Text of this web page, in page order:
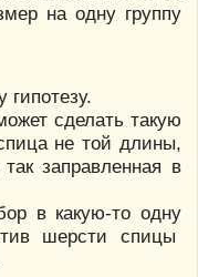
на одну группу
сделать такую
не той длины,
заправленная в
в какую-то одну
шерсти спицы